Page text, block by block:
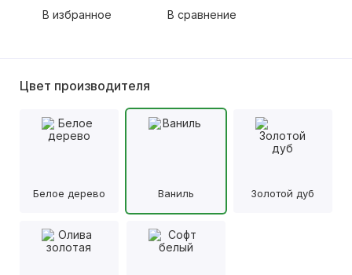
В избранное В сравнение
Цвет производителя
Белое дерево Ваниль Золотой дуб